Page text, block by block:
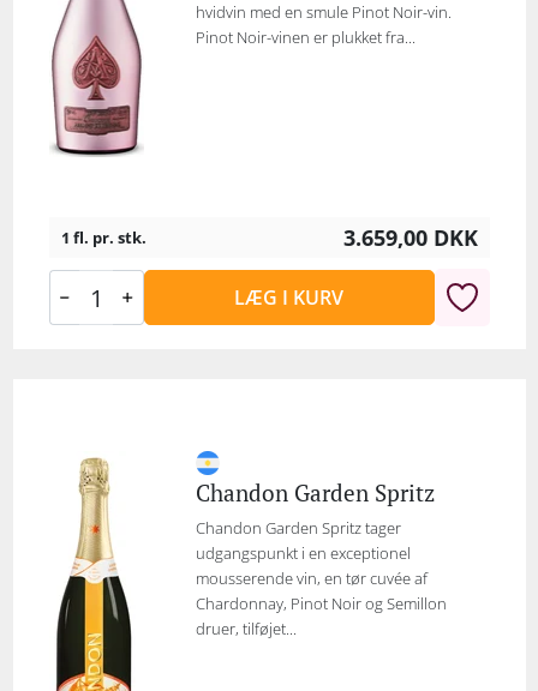
hvidvin med en smule Pinot Noir-vin.
Pinot Noir-vinen er plukket fra...
1 fl. pr. stk. 3.659,00 DKK
LÆG I KURV
Chandon Garden Spritz
Chandon Garden Spritz tager
udgangspunkt i en exceptionel
mousserende vin, en tør cuvée af
Chardonnay, Pinot Noir og Semillon
druer, tilføjet...